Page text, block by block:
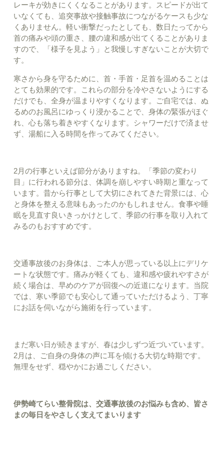
レーキが効きにくくなることがあります。スピードが出て
いなくても、追突事故や接触事故につながるケースも少な
くありません。軽い衝撃だったとしても、数日たってから
首の痛みや頭の重さ、腰の違和感が出てくることがありま
すので、「様子を見よう」と我慢しすぎないことが大切で
す。
寒さから身を守るために、首・手首・足首を温めることは
とても効果的です。これらの部分を冷やさないようにする
だけでも、全身が温まりやすくなります。ご自宅では、ぬ
るめのお風呂にゆっくり浸かることで、身体の緊張がほぐ
れ、心も落ち着きやすくなります。シャワーだけで済ませ
ず、湯船に入る時間を作ってみてください。
2月の行事といえば節分がありますね。「季節の変わり
目」に行われる節分は、体調を崩しやすい時期と重なって
います。昔から行事として大切にされてきた背景には、心
と身体を整える意味もあったのかもしれません。食事や睡
眠を見直す良いきっかけとして、季節の行事を取り入れて
みるのもおすすめです。
交通事故後のお身体は、ご本人が思っている以上にデリケ
ートな状態です。痛みが軽くても、違和感や疲れやすさが
続く場合は、早めのケアが回復への近道になります。当院
では、寒い季節でも安心して通っていただけるよう、丁寧
にお話を伺いながら施術を行っています。
まだ寒い日が続きますが、春は少しずつ近づいています。
2月は、ご自身の身体の声に耳を傾ける大切な時期です。
無理をせず、穏やかにお過ごしください。
伊勢崎てらい整骨院は、交通事故後のお悩みも含め、皆さ
まの毎日をやさしく支えてまいります